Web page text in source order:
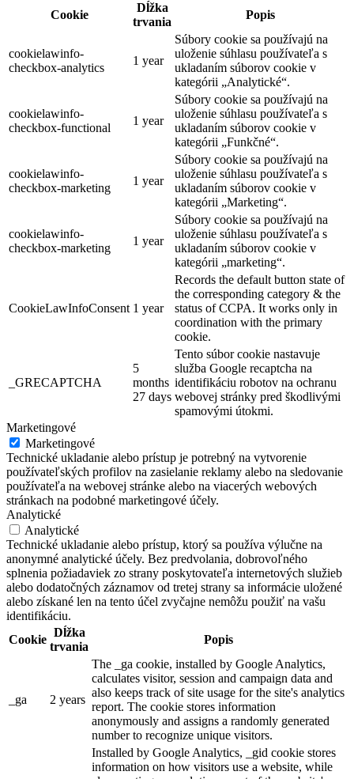
Cookie
Dĺžka
trvania
Popis
cookielawinfo-
checkbox-analytics
1 year
Súbory cookie sa používajú na
uloženie súhlasu používateľa s
ukladaním súborov cookie v
kategórii „Analytické“.
cookielawinfo-
checkbox-functional
1 year
Súbory cookie sa používajú na
uloženie súhlasu používateľa s
ukladaním súborov cookie v
kategórii „Funkčné“.
cookielawinfo-
checkbox-marketing
1 year
Súbory cookie sa používajú na
uloženie súhlasu používateľa s
ukladaním súborov cookie v
kategórii „Marketing“.
cookielawinfo-
checkbox-marketing
1 year
Súbory cookie sa používajú na
uloženie súhlasu používateľa s
ukladaním súborov cookie v
kategórii „marketing“.
CookieLawInfoConsent 1 year
Records the default button state of
the corresponding category & the
status of CCPA. It works only in
coordination with the primary
cookie.
_GRECAPTCHA
5
months
27 days
Tento súbor cookie nastavuje
služba Google recaptcha na
identifikáciu robotov na ochranu
webovej stránky pred škodlivými
spamovými útokmi.
Marketingové
Marketingové
Technické ukladanie alebo prístup je potrebný na vytvorenie
používateľských profilov na zasielanie reklamy alebo na sledovanie
používateľa na webovej stránke alebo na viacerých webových
stránkach na podobné marketingové účely.
Analytické
Analytické
Technické ukladanie alebo prístup, ktorý sa používa výlučne na
anonymné analytické účely. Bez predvolania, dobrovoľného
splnenia požiadaviek zo strany poskytovateľa internetových služieb
alebo dodatočných záznamov od tretej strany sa informácie uložené
alebo získané len na tento účel zvyčajne nemôžu použiť na vašu
identifikáciu.
Cookie
Dĺžka
trvania
Popis
_ga 2 years
The _ga cookie, installed by Google Analytics,
calculates visitor, session and campaign data and
also keeps track of site usage for the site's analytics
report. The cookie stores information
anonymously and assigns a randomly generated
number to recognize unique visitors.
Installed by Google Analytics, _gid cookie stores
information on how visitors use a website, while